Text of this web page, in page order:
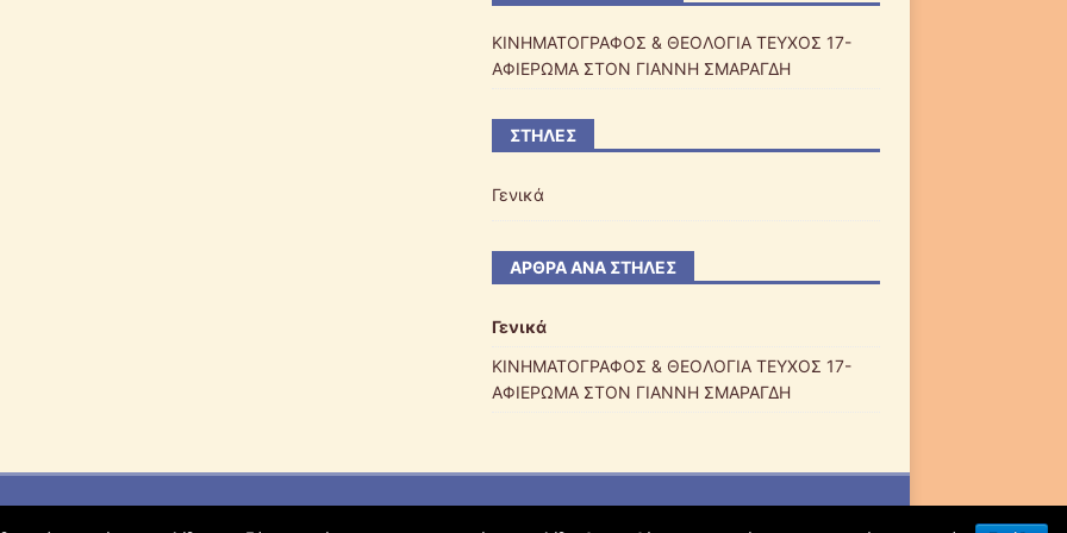
ΚΙΝΗΜΑΤΟΓΡΑΦΟΣ & ΘΕΟΛΟΓΙΑ ΤΕΥΧΟΣ 17-
ΑΦΙΕΡΩΜΑ ΣΤΟΝ ΓΙΑΝΝΗ ΣΜΑΡΑΓΔΗ
ΣΤΉΛΕΣ
Γενικά
ΆΡΘΡΑ ΑΝΆ ΣΤΉΛΕΣ
Γενικά
ΚΙΝΗΜΑΤΟΓΡΑΦΟΣ & ΘΕΟΛΟΓΙΑ ΤΕΥΧΟΣ 17-
ΑΦΙΕΡΩΜΑ ΣΤΟΝ ΓΙΑΝΝΗ ΣΜΑΡΑΓΔΗ